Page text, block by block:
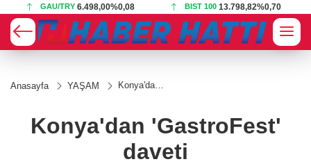
GAU/TRY 6.498,00%0,08 BIST 100 13.798,82%0,70
Anasayfa YAŞAM
Konya'dan
Konya'dan 'GastroFest'
daveti